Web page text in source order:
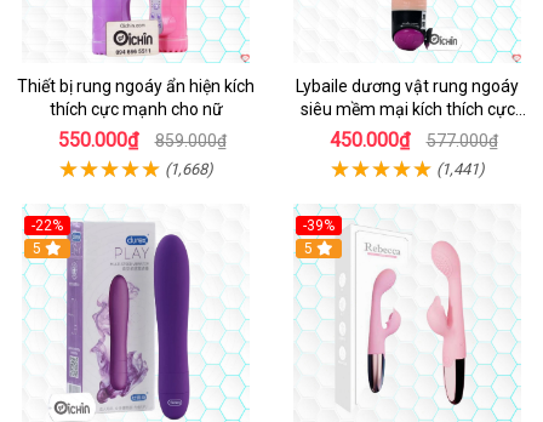
Thiết bị rung ngoáy ẩn hiện kích
thích cực mạnh cho nữ
550.000₫ 859.000₫
(1,668)
Lybaile dương vật rung ngoáy
siêu mềm mại kích thích cực
mạnh
450.000₫ 577.000₫
(1,441)
-22%
Hot
5
-39%
Hot
5